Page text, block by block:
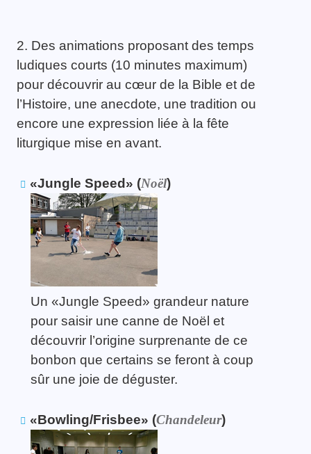
2. Des animations proposant des temps
ludiques courts (10 minutes maximum)
pour découvrir au cœur de la Bible et de
l’Histoire, une anecdote, une tradition ou
encore une expression liée à la fête
liturgique mise en avant.
«Jungle Speed» (Noël)
Un «Jungle Speed» grandeur nature
pour saisir une canne de Noël et
découvrir l’origine surprenante de ce
bonbon que certains se feront à coup
sûr une joie de déguster.
«Bowling/Frisbee» (Chandeleur)